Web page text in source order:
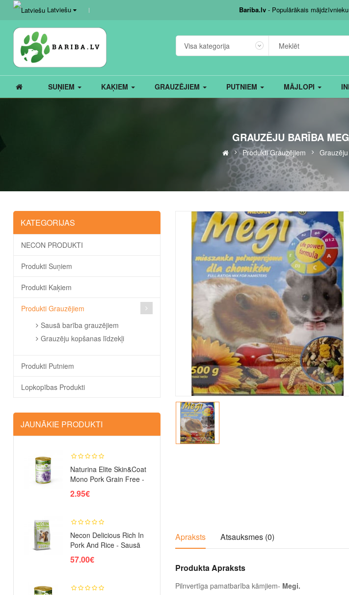
Latviešu Bariba.lv - Populārākais
Visa kategorija
SUŅIEM KAĶIEM GRAUZĒJIEM PUTNIEM MĀJLOPI
GRAUZĒJU BARĪBA
Produkti Grauzējiem
KATEGORIJAS
NECON PRODUKTI
Produkti Suņiem
Produkti Kaķiem
Produkti Grauzējiem
Sausā barība grauzējiem
Grauzēju kopšanas līdzekļi
Produkti Putniem
Lopkopības Produkti
JAUNĀKIE PRODUKTI
Naturina Elite Skin&Coat
Mono Pork Grain Free -
Ko..
2.95€
Necon Delicious Rich In
Pork And Rice - Sausā
Barī..
57.00€
Apraksts Atsauksmes (0)
Produkta Apraksts
Pilnvertīga pamatbarība kāmjiem- Megi.